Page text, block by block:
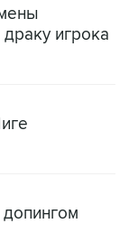
игрока